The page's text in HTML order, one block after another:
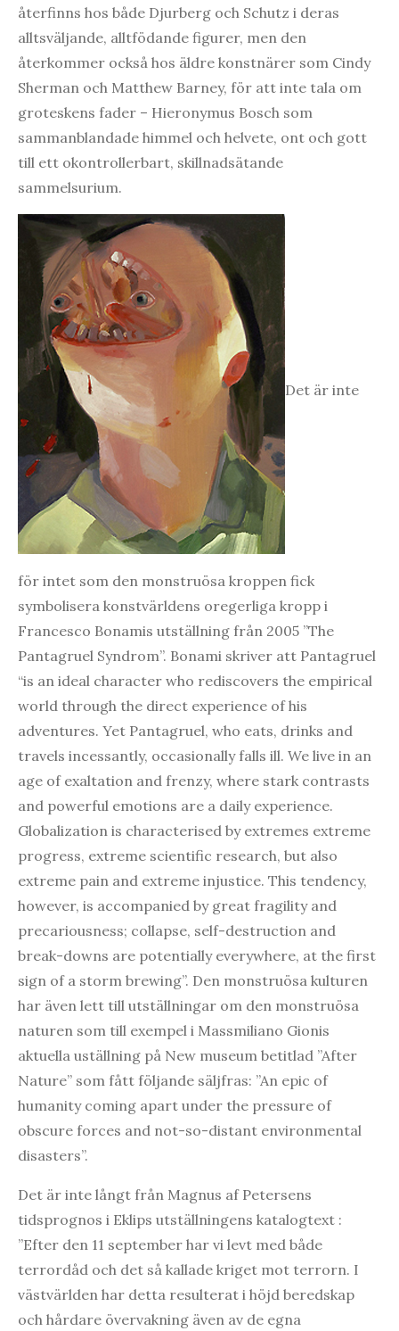
återfinns hos både Djurberg och Schutz i deras
alltsväljande, alltfödande figurer, men den
återkommer också hos äldre konstnärer som Cindy
Sherman och Matthew Barney, för att inte tala om
groteskens fader – Hieronymus Bosch som
sammanblandade himmel och helvete, ont och gott
till ett okontrollerbart, skillnadsätande
sammelsurium.
Det är inte
för intet som den monstruösa kroppen fick
symbolisera konstvärldens oregerliga kropp i
Francesco Bonamis utställning från 2005 ”The
Pantagruel Syndrom”. Bonami skriver att Pantagruel
“is an ideal character who rediscovers the empirical
world through the direct experience of his
adventures. Yet Pantagruel, who eats, drinks and
travels incessantly, occasionally falls ill. We live in an
age of exaltation and frenzy, where stark contrasts
and powerful emotions are a daily experience.
Globalization is characterised by extremes extreme
progress, extreme scientific research, but also
extreme pain and extreme injustice. This tendency,
however, is accompanied by great fragility and
precariousness; collapse, self-destruction and
break-downs are potentially everywhere, at the first
sign of a storm brewing”. Den monstruösa kulturen
har även lett till utställningar om den monstruösa
naturen som till exempel i Massmiliano Gionis
aktuella uställning på New museum betitlad ”After
Nature” som fått följande säljfras: ”An epic of
humanity coming apart under the pressure of
obscure forces and not-so-distant environmental
disasters”.
Det är inte långt från Magnus af Petersens
tidsprognos i Eklips utställningens katalogtext :
”Efter den 11 september har vi levt med både
terrordåd och det så kallade kriget mot terrorn. I
västvärlden har detta resulterat i höjd beredskap
och hårdare övervakning även av de egna